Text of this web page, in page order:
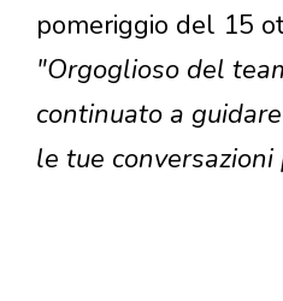
pomeriggio del 15
"Orgoglioso del
continuato a
le tue conversazioni